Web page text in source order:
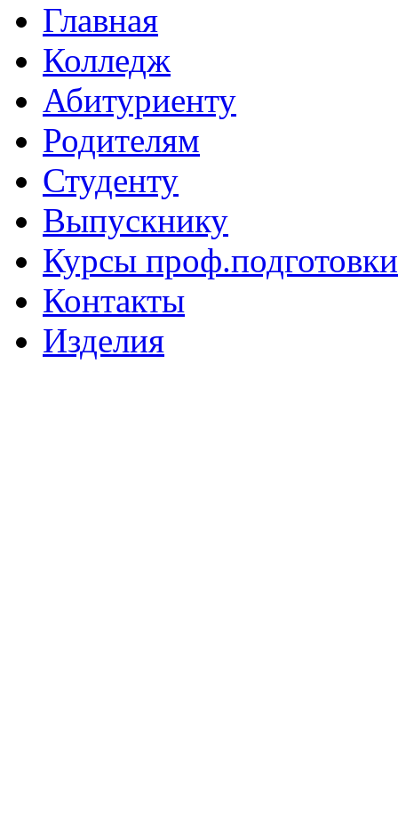
Главная
Колледж
Абитуриенту
Родителям
Студенту
Выпускнику
Курсы проф.подготовки
Контакты
Изделия